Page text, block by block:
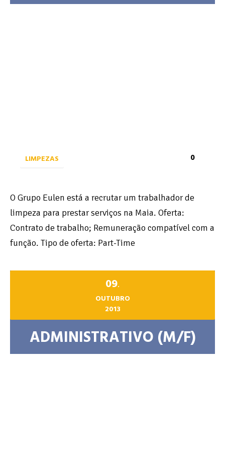
LIMPEZAS 0
O Grupo Eulen está a recrutar um trabalhador de
limpeza para prestar serviços na Maia. Oferta:
Contrato de trabalho; Remuneração compatível com a
função. Tipo de oferta: Part-Time
09.
OUTUBRO
2013
ADMINISTRATIVO (M/F)